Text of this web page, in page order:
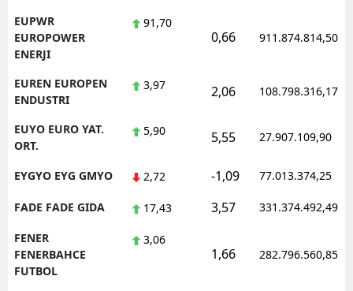
EUPWR
EUROPOWER
ENERJI
91,70
0,66 911.874.814,50
EUREN EUROPEN
ENDUSTRI
3,97 2,06 108.798.316,17
EUYO EURO YAT.
ORT.
5,90 5,55 27.907.109,90
EYGYO EYG GMYO 2,72 -1,09 77.013.374,25
FADE FADE GIDA 17,43 3,57 331.374.492,49
FENER
FENERBAHCE
FUTBOL
3,06
1,66 282.796.560,85